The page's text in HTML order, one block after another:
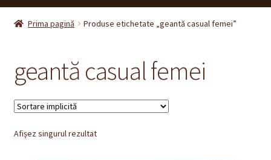
Prima pagină
Contul meu
Coș
Cum cumpăr ?
Prima pagină Produse etichetate „geantă casual femei”
geantă casual femei
Afișez singurul rezultat